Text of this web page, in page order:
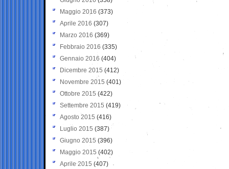
Maggio 2016 (373)
Aprile 2016 (307)
Marzo 2016 (369)
Febbraio 2016 (335)
Gennaio 2016 (404)
Dicembre 2015 (412)
Novembre 2015 (401)
Ottobre 2015 (422)
Settembre 2015 (419)
Agosto 2015 (416)
Luglio 2015 (387)
Giugno 2015 (396)
Maggio 2015 (402)
Aprile 2015 (407)